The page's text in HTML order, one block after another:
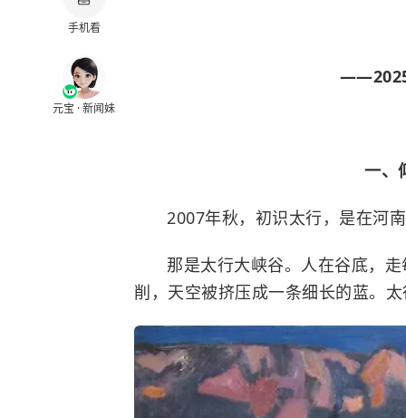
手机看
元宝 · 新闻妹
——2025
一、
2007年秋，初识太行，是在河
那是太行大峡谷。人在谷底，
削，天空被挤压成一条细长的蓝。